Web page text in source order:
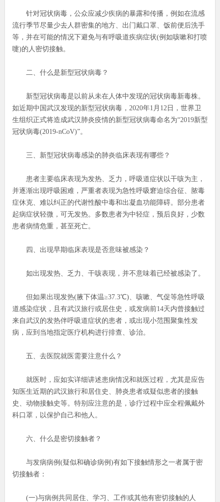
针对冠状病毒，公众应减少疾病的暴露和传播，例如在流感
流行季节尽量少去人群密集的地方、出门戴口罩、饭前便后洗手
等，并在可能的情况下避免与有呼吸道疾病症状(例如咳嗽和打喷
嚏)的人密切接触。
二、什么是新型冠状病毒？
新型冠状病毒是以前从未在人体中发现的冠状病毒新毒株。
如近期中国武汉发现的新型冠状病毒，2020年1月12日，世界卫
生组织正式将造成武汉肺炎疫情的新型冠状病毒命名为“2019新型
冠状病毒(2019-nCoV)”。
三、新型冠状病毒感染的肺炎临床表现有哪些？
患者主要临床表现为发热、乏力，呼吸道症状以干咳为主，
并逐渐出现呼吸困难，严重者表现为急性呼吸窘迫综合征、脓毒
症休克、难以纠正的代谢性酸中毒和出凝血功能障碍。部分患者
起病症状轻微，可无发热。多数患者为中轻症，预后良好，少数
患者病情危重，甚至死亡。
四、出现早期临床表现是否意味被感染？
如出现发热、乏力、干咳表现，并不意味着已经被感染了。
但如果出现发热(腋下体温≥37.3℃)、咳嗽、气促等急性呼吸
道感染症状，且有武汉旅行或居住史，或发病前14天内曾接触过
来自武汉的发热伴呼吸道症状的患者，或出现小范围聚集性发
病，应到当地指定医疗机构进行排查、诊治。
五、去医院就医需要注意什么？
就医时，应如实详细讲述患病情况和就医过程，尤其是应告
知医生近期的武汉旅行和居住史、肺炎患者或疑似患者的接触
史、动物接触史等。特别应注意的是，诊疗过程中应全程佩戴外
科口罩，以保护自己和他人。
六、什么是密切接触者？
与发病病例(疑似和确诊病例)有如下接触情形之一者属于密
切接触者：
(一)与病例共同居住、学习、工作或其他有密切接触的人